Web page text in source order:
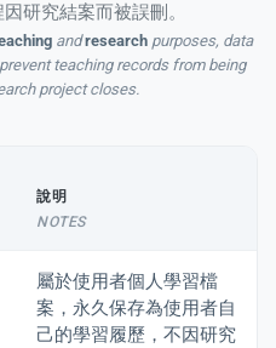
研究結案而被誤刪。
andresearchpurposes, data
teaching records from being
project closes.
說明
NOTES
屬於使用者個人學習檔
案，永久保存為使用者自
己的學習履歷，不因研究